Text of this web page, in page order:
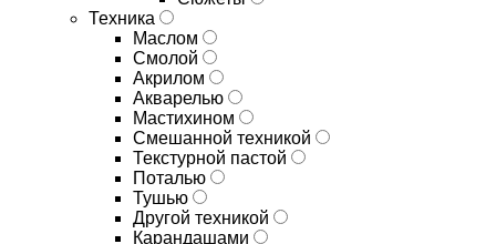
Техника
Маслом
Смолой
Акрилом
Акварелью
Мастихином
Смешанной техникой
Текстурной пастой
Поталью
Тушью
Другой техникой
Карандашами